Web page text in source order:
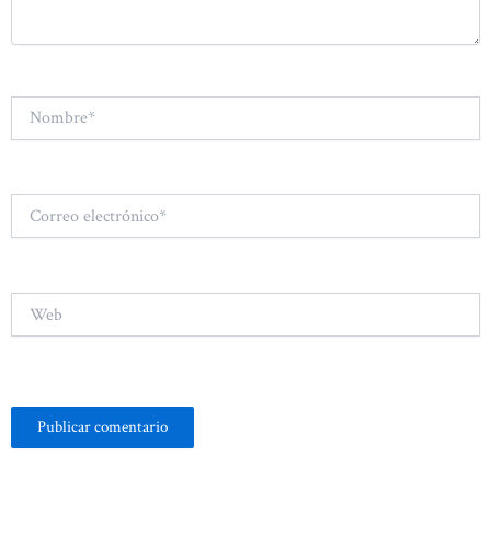
electrónico*